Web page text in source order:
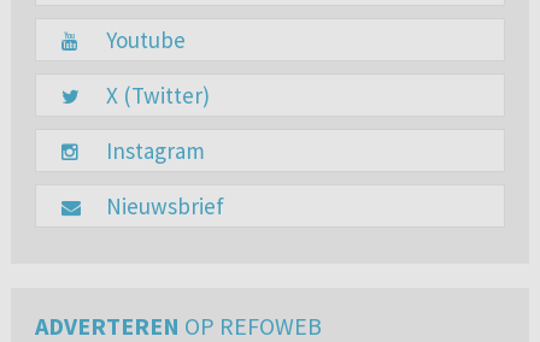
Youtube
X (Twitter)
Instagram
Nieuwsbrief
ADVERTEREN OP REFOWEB